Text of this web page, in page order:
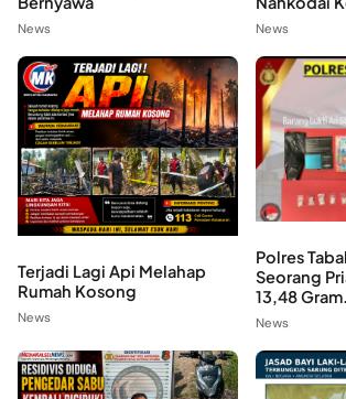
News News
Terjadi Lagi Api Melahap
Rumah Kosong
News
Polres
Seorang
13,48
News